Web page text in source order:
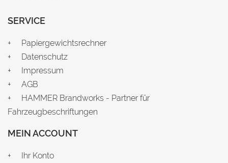
SERVICE
Papiergewichtsrechner
Datenschutz
Impressum
AGB
HAMMER Brandworks - Partner für
Fahrzeugbeschriftungen
MEIN ACCOUNT
Ihr Konto